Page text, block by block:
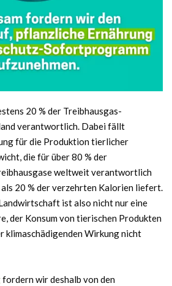
20 % der Treibhausgas-
verantwortlich. Dabei fällt
für die Produktion tierlicher
die für über 80 % der
weltweit verantwortlich
20 % der verzehrten Kalorien liefert.
ist also nicht nur eine
der Konsum von tierischen Produkten
klimaschädigenden Wirkung nicht
fordern wir deshalb von den